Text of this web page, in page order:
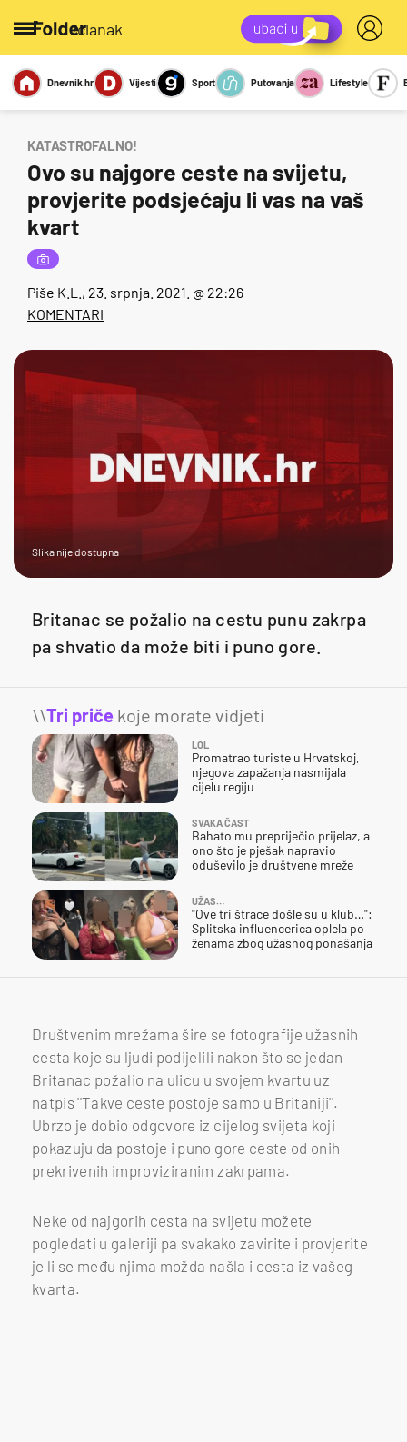
/članak
Miks Kviz
Report
Sexy
Dnevnik.hr Vijesti Sport Putovanja Lifestyle
KATASTROFALNO!
Ovo su najgore ceste na svijetu,
provjerite podsjećaju li vas na vaš
kvart
Piše K.L. , 23. srpnja. 2021. @ 22:26
KOMENTARI
Slika nije dostupna
Britanac se požalio na cestu punu zakrpa
pa shvatio da može biti i puno gore.
\\Tri priče koje morate vidjeti
LOL
Promatrao turiste u Hrvatskoj,
njegova zapažanja nasmijala
cijelu regiju
SVAKA ČAST
Bahato mu prepriječio prijelaz, a
ono što je pješak napravio
oduševilo je društvene mreže
UŽAS…
"Ove tri štrace došle su u klub…":
Splitska influencerica oplela po
ženama zbog užasnog ponašanja
Društvenim mrežama šire se fotografije užasnih
cesta koje su ljudi podijelili nakon što se jedan
Britanac požalio na ulicu u svojem kvartu uz
natpis ''Takve ceste postoje samo u Britaniji''.
Ubrzo je dobio odgovore iz cijelog svijeta koji
pokazuju da postoje i puno gore ceste od onih
prekrivenih improviziranim zakrpama.
Neke od najgorih cesta na svijetu možete
pogledati u galeriji pa svakako zavirite i provjerite
je li se među njima možda našla i cesta iz vašeg
kvarta.